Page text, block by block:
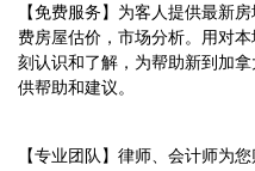
【免费服务】为客人提供最新
费房屋估价，市场分析。用对
刻认识和了解，为帮助新到加
供帮助和建议。
【专业团队】律师、会计师为